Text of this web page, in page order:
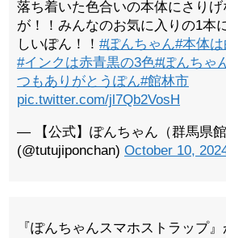
落ち着いた色合いの本体にさり
が！！みんなのお気に入りの1本
しいぽん！！ #ぽんちゃん#本体
#インクは赤青黒の3色#ぽんちゃ
つもありがとうぽん#館林市
pic.twitter.com/jl7Qb2VosH
— 【公式】ぽんちゃん（群馬県館
(@tutujiponchan) October 10,
『ぽんちゃんスマホストラップ